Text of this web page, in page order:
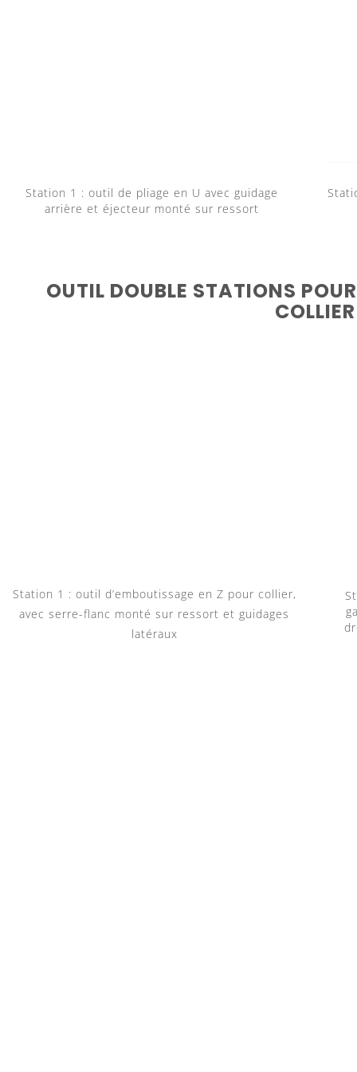
Station 1 : outil de pliage en U avec guidage
arrière et éjecteur monté sur ressort
OUTIL DOUBLE STATIONS
COLLIER
Station 1 : outil d’emboutissage en Z pour collier,
avec serre-flanc monté sur ressort et guidages
latéraux